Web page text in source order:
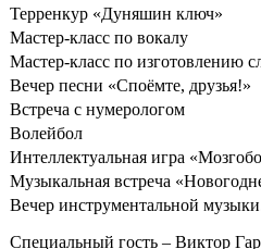
Терренкур «Дуняшин ключ»
Мастер-класс по вокалу
Мастер-класс по изготовлению
Вечер песни «Споёмте, друзья!»
Встреча с нумерологом
Волейбол
Интеллектуальная игра
Музыкальная встреча
Вечер инструментальной
Специальный гость – Виктор